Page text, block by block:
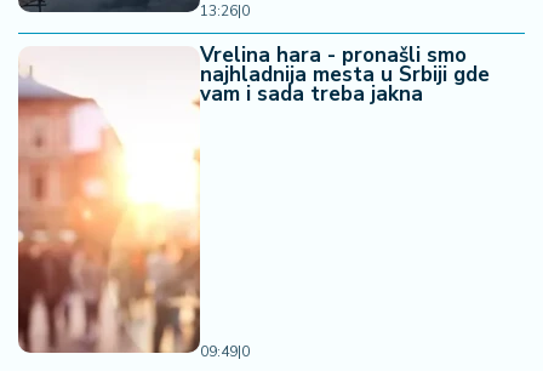
13:26|0
Vrelina hara - pronašli smo
najhladnija mesta u Srbiji gde
vam i sada treba jakna
09:49|0